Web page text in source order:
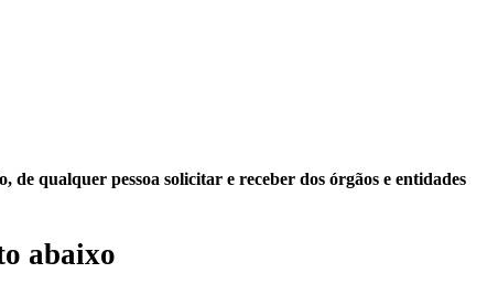
qualquer pessoa solicitar e receber dos órgãos e entidades
abaixo